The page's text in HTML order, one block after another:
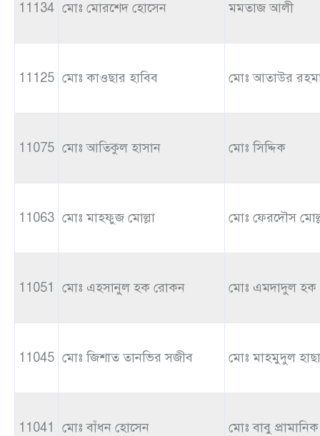
11134 মোঃ মোরশেদ হোসেন মমতাজ আলী
11125 মোঃ কাওছার হাবিব মোঃ আতাউর
11075 মোঃ আতিকুল হাসান মোঃ সিদ্দিক
11063 মোঃ মাহফুজ মোল্লা মোঃ ফেরদৌস
11051 মোঃ এহসানুল হক রোকন মোঃ এমদাদুল হক
11045 মোঃ জিশাত তানভির সজীব মোঃ মাহমুদুল
11041 মোঃ বাঁধন হোসেন মোঃ বাবু প্রামানিক